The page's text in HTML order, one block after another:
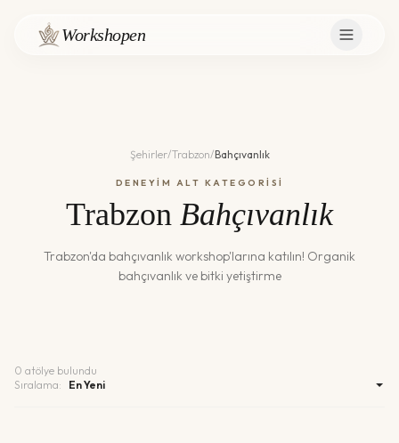
Workshopen
Şehirler/Trabzon/Bahçıvanlık
DENEYİM ALT KATEGORİSİ
Trabzon Bahçıvanlık
Trabzon'da bahçıvanlık workshop'larına katılın! Organik
bahçıvanlık ve bitki yetiştirme
0 atölye bulundu
Sıralama: